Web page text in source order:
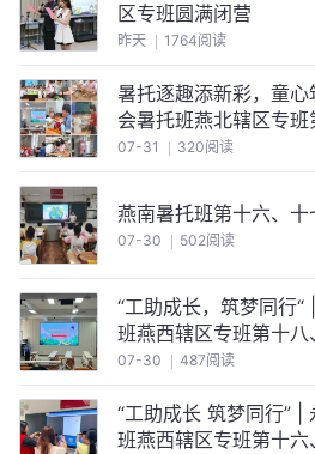
区专班圆满闭营
昨天 1764阅读
暑托逐趣添新彩，童
会暑托班燕北辖区专
07-31 320阅读
燕南暑托班第十六、十
07-30 502阅读
“工助成长，筑梦同行
班燕西辖区专班第十八
07-30 487阅读
“工助成长 筑梦同行” |
班燕西辖区专班第十六